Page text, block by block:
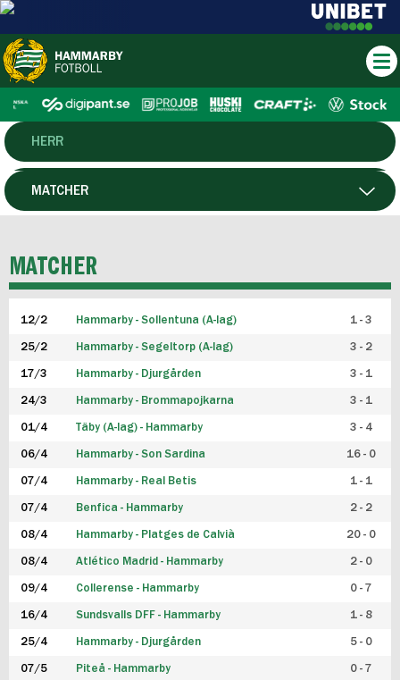
HERR
DAM
P19
F19
FUTSAL HERR
FUTSAL DAM
MATCHER
MATCHER
12/2 Hammarby - Sollentuna (A-lag) 1 - 3
25/2 Hammarby - Segeltorp (A-lag) 3 - 2
17/3 Hammarby - Djurgården 3 - 1
24/3 Hammarby - Brommapojkarna 3 - 1
01/4 Täby (A-lag) - Hammarby 3 - 4
06/4 Hammarby - Son Sardina 16 - 0
07/4 Hammarby - Real Betis 1 - 1
07/4 Benfica - Hammarby 2 - 2
08/4 Hammarby - Platges de Calvià 20 - 0
08/4 Atlético Madrid - Hammarby 2 - 0
09/4 Collerense - Hammarby 0 - 7
16/4 Sundsvalls DFF - Hammarby 1 - 8
25/4 Hammarby - Djurgården 5 - 0
07/5 Piteå - Hammarby 0 - 7